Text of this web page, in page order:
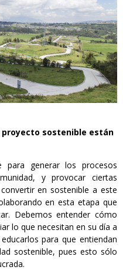
proyecto sostenible están
para generar los procesos
y provocar ciertas
en sostenible a este
en esta etapa que
Debemos entender cómo
lo que necesitan en su día a
para que entiendan
sostenible, pues esto sólo